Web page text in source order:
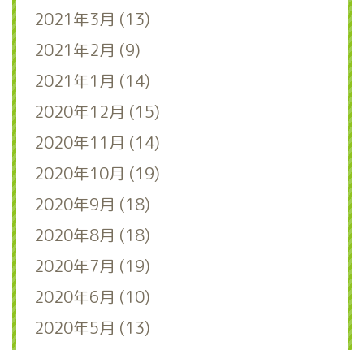
2021年3月 (13)
2021年2月 (9)
2021年1月 (14)
2020年12月 (15)
2020年11月 (14)
2020年10月 (19)
2020年9月 (18)
2020年8月 (18)
2020年7月 (19)
2020年6月 (10)
2020年5月 (13)